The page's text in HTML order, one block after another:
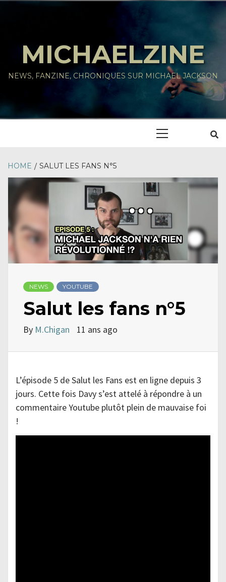
MICHAELZINE
NEWS, FANZINE, CHRONIQUES SUR MICHAEL JACKSON
HOME SALUT LES FANS N°5
NEWS YOUTUBE
Salut les fans n°5
By M.Chigan 11 ans ago
L’épisode 5 de Salut les Fans est en ligne depuis 3
jours. Cette fois Davy s’est attelé à répondre à un
commentaire Youtube plutôt plein de mauvaise foi
!